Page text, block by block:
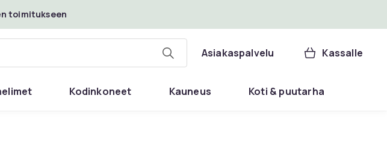
toimitukseen
Asiakaspalvelu Kassalle
Kodinkoneet Kauneus Koti & puutarha